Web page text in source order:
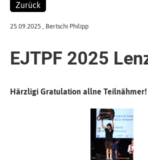
Zurück
25.09.2025 , Bertschi Philipp
EJTPF 2025
Härzligi Gratulation allne Teilnähmer!